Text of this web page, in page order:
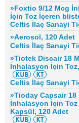
»Foxtio 9/12 Mcg
İçin Toz İçeren
Celtis İlaç Sanayi
»Aerosol, 120 Adet
Celtis İlaç Sanayi
»Tiotek Discair 18
İnhalasyon İçin
Celtis İlaç Sanayi
»Tioday Capsair 18
İnhalasyon İçin Toz
Kapsül, 120 Adet